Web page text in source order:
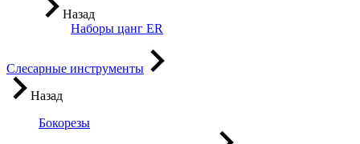
Назад
Наборы цанг ER
Слесарные инструменты
Назад
Бокорезы